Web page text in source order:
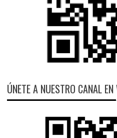
ÚNETE A NUESTRO CANAL